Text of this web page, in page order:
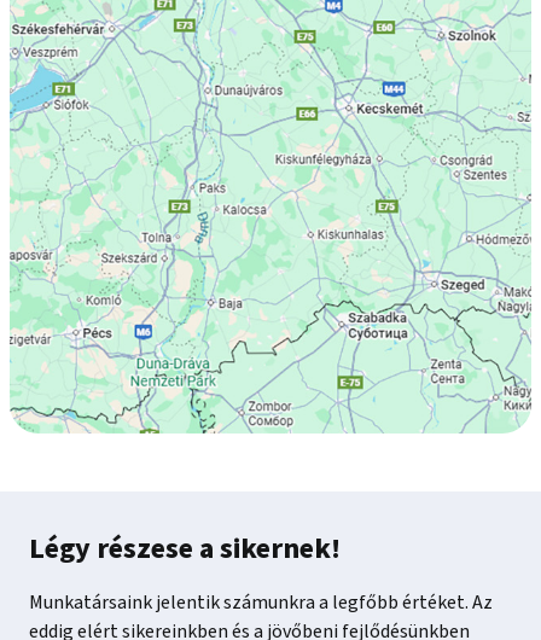
Légy részese a sikernek!
Munkatársaink jelentik számunkra a legfőbb értéket. Az
eddig elért sikereinkben és a jövőbeni fejlődésünkben